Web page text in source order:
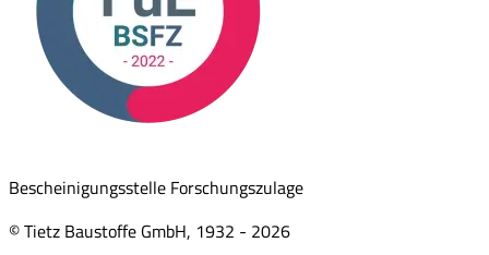
Bescheinigungsstelle Forschungszulage
© Tietz Baustoffe GmbH, 1932 - 2026